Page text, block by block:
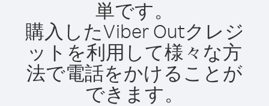
単です。
購入したViber Outクレジ
ットを利用して様々な方
法で電話をかけることが
できます。